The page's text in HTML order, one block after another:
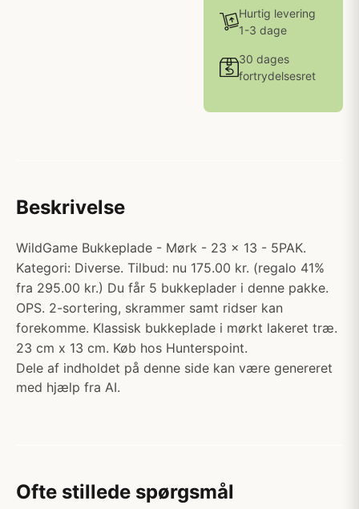
Hurtig levering
1-3 dage
30 dages
fortrydelsesret
Beskrivelse
WildGame Bukkeplade - Mørk - 23 x 13 - 5PAK.
Kategori: Diverse. Tilbud: nu 175.00 kr. (regalo 41%
fra 295.00 kr.) Du får 5 bukkeplader i denne pakke.
OPS. 2-sortering, skrammer samt ridser kan
forekomme. Klassisk bukkeplade i mørkt lakeret træ.
23 cm x 13 cm. Køb hos Hunterspoint.
Dele af indholdet på denne side kan være genereret
med hjælp fra AI.
Ofte stillede spørgsmål